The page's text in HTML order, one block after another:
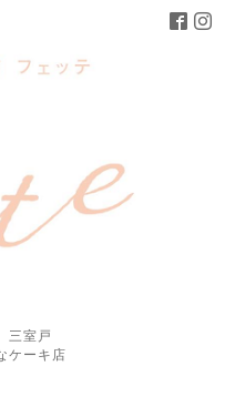
三室戸
ケーキ店